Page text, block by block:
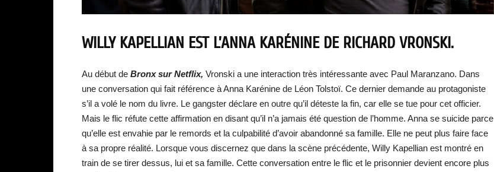
WILLY KAPELLIAN EST L’ANNA KARÉNINE DE RICHARD VRONSKI.
Au début de Bronx sur Netflix, Vronski a une interaction très intéressante avec Paul Maranzano. Dans
une conversation qui fait référence à Anna Karénine de Léon Tolstoï. Ce dernier demande au protagoniste
s’il a volé le nom du livre. Le gangster déclare en outre qu’il déteste la fin, car elle se tue pour cet officier.
Mais le flic réfute cette affirmation en disant qu’il n’a jamais été question de l’homme. Anna se suicide parce
qu’elle est envahie par le remords et la culpabilité d’avoir abandonné sa famille. Elle ne peut plus faire face
à sa propre réalité. Lorsque vous discernez que dans la scène précédente, Willy Kapellian est montré en
train de se tirer dessus, lui et sa famille. Cette conversation entre le flic et le prisonnier devient encore plus